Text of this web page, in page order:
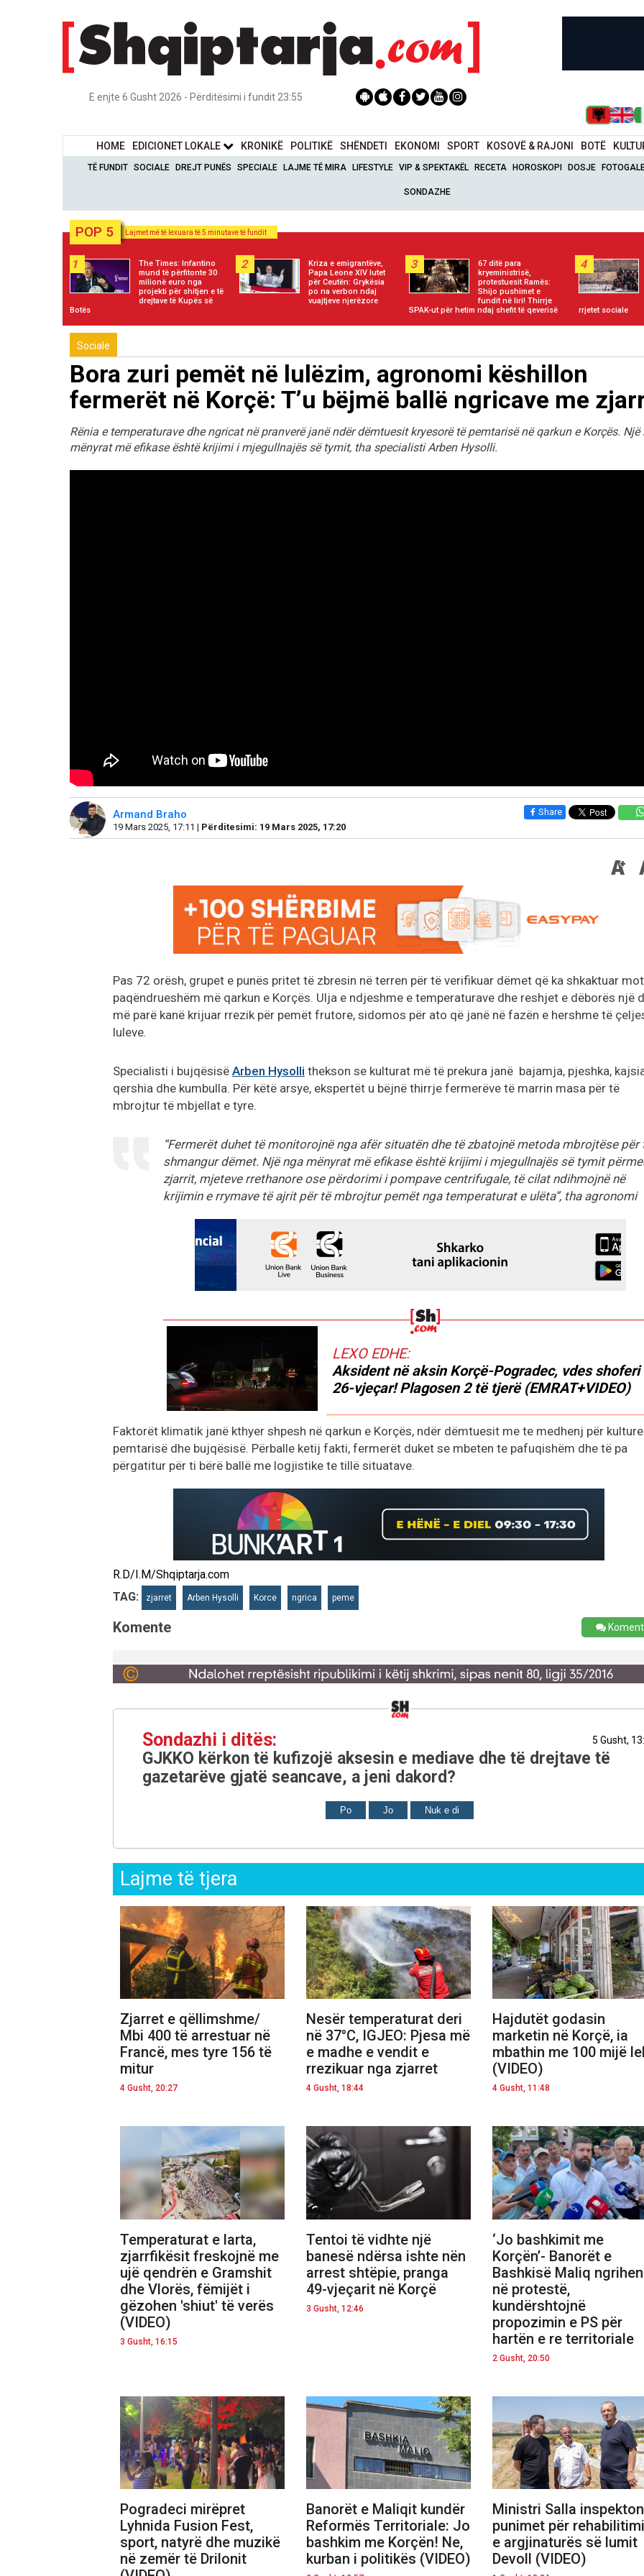
E enjte 6 Gusht 2026 - Përditësimi i fundit 23:55
HOME EDICIONET LOKALE KRONIKË POLITIKË SHËNDETI EKONOMI SPORT KOSOVË & RAJONI BOTË
TË FUNDIT SOCIALE DREJT PUNËS SPECIALE LAJME TË MIRA LIFESTYLE VIP & SPEKTAKËL RECETA HOROSKOPI DOSJE
SONDAZHE
POP 5 Lajmet më të lexuara të 5 minutave të fundit
1
The Times: Infantino
mund të përfitonte 30
milionë euro nga
projekti për shitjen e të
drejtave të Kupës së
Botës
2
Kriza e emigrantëve,
Papa Leone XIV lutet
për Ceutën: Grykësia
po na verbon ndaj
vuajtjeve njerëzore
3
67 ditë para
kryeministrisë,
protestuesit Ramës:
Shijo pushimet e
fundit në liri! Thirrje
SPAK-ut për hetim ndaj shefit të qeverisë
4
rrjetet sociale
Sociale
Bora zuri pemët në lulëzim, agronomi këshillon
fermerët në Korçë: T’u bëjmë ballë ngricave me
Rënia e temperaturave dhe ngricat në pranverë janë ndër dëmtuesit kryesorë të pemtarisë në qarkun e Korçës. Një
mënyrat më efikase është krijimi i mjegullnajës së tymit, tha specialisti Arben Hysolli.
Armand Braho
19 Mars 2025, 17:11 | Përditesimi: 19 Mars 2025, 17:20
Share
Pas 72 orësh, grupet e punës pritet të zbresin në terren për të verifikuar dëmet që ka shkaktuar
paqëndrueshëm më qarkun e Korçës. Ulja e ndjeshme e temperaturave dhe reshjet e dëborës një
më parë kanë krijuar rrezik për pemët frutore, sidomos për ato që janë në fazën e hershme të
luleve.
Specialisti i bujqësisë Arben Hysolli thekson se kulturat më të prekura janë bajamja, pjeshka,
qershia dhe kumbulla. Për këtë arsye, ekspertët u bëjnë thirrje fermerëve të marrin masa për të
mbrojtur të mbjellat e tyre.
“Fermerët duhet të monitorojnë nga afër situatën dhe të zbatojnë metoda mbrojtëse për
shmangur dëmet. Një nga mënyrat më efikase është krijimi i mjegullnajës së tymit
zjarrit, mjeteve rrethanore ose përdorimi i pompave centrifugale, të cilat ndihmojnë në
krijimin e rrymave të ajrit për të mbrojtur pemët nga temperaturat e ulëta”, tha agronomi
LEXO EDHE:
Aksident në aksin Korçë-Pogradec, vdes shoferi
26-vjeçar! Plagosen 2 të tjerë (EMRAT+VIDEO)
Faktorët klimatik janë kthyer shpesh në qarkun e Korçës, ndër dëmtuesit me te medhenj për
pemtarisë dhe bujqësisë. Përballe ketij fakti, fermerët duket se mbeten te pafuqishëm dhe të pa
përgatitur për ti bërë ballë me logjistike te tillë situatave.
R.D/I.M/Shqiptarja.com
TAG:
zjarret Arben Hysolli Korce ngrica peme
Komente
Sondazhi i ditës: 5 Gusht,
GJKKO kërkon të kufizojë aksesin e mediave dhe të drejtave të
gazetarëve gjatë seancave, a jeni dakord?
Po Jo Nuk e di
Lajme të tjera
Zjarret e qëllimshme/
Mbi 400 të arrestuar në
Francë, mes tyre 156 të
mitur
4 Gusht, 20:27
Nesër temperaturat deri
në 37°C, IGJEO: Pjesa më
e madhe e vendit e
rrezikuar nga zjarret
4 Gusht, 18:44
Hajdutët godasin
marketin në Korçë, ia
mbathin me 100 mijë
(VIDEO)
4 Gusht, 11:48
Temperaturat e larta,
zjarrfikësit freskojnë me
ujë qendrën e Gramshit
dhe Vlorës, fëmijët i
gëzohen 'shiut' të verës
(VIDEO)
3 Gusht, 16:15
Tentoi të vidhte një
banesë ndërsa ishte nën
arrest shtëpie, pranga
49-vjeçarit në Korçë
3 Gusht, 12:46
‘Jo bashkimit me
Korçën’- Banorët e
Bashkisë Maliq ngrihen
në protestë,
kundërshtojnë
propozimin e PS për
hartën e re territoriale
2 Gusht, 20:50
Pogradeci mirëpret
Lyhnida Fusion Fest,
sport, natyrë dhe muzikë
në zemër të Drilonit
Banorët e Maliqit kundër
Reformës Territoriale: Jo
bashkim me Korçën! Ne,
kurban i politikës (VIDEO)
Ministri Salla inspekton
punimet për
e argjinaturës së lumit
Devoll (VIDEO)